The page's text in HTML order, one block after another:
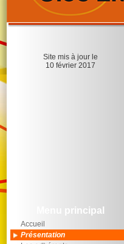
Site mis à jour le
10 février 2017
Menu principal
Accueil
Présentation